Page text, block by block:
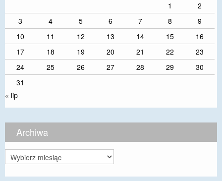
1
2
3
4 5 6 7 8
9
10
11 12 13 14 15
16
17
18 19 20 21 22
23
24
25 26 27 28 29
30
31
« lip
Archiwa
Archiwa